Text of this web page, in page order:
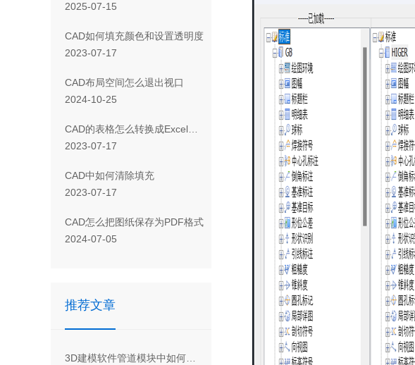
2025-07-15
CAD如何填充颜色和设置透明度
2023-07-17
CAD布局空间怎么退出视口
2024-10-25
CAD 的表格怎么转换成Excel表格
2023-07-17
CAD 中如何清除填充
2023-07-17
CAD怎么把图纸保存为PDF格式
2024-07-05
推荐文章
3D建模软件管道模块中如何快速在管段中间插入对接法兰